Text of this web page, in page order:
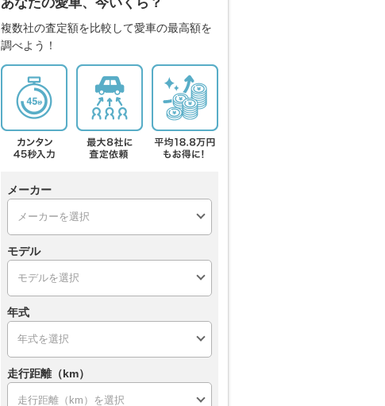
あなたの愛車、今いくら？
複数社の査定額を比較して愛車の最高額を
調べよう！
メーカー
モデル
年式
走行距離（km）